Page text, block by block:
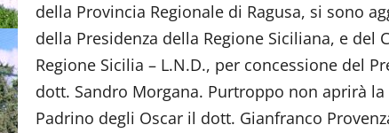
della Provincia Regionale di Ragusa, si sono
della Presidenza della Regione Siciliana, e del
Regione Sicilia – L.N.D., per concessione del
dott. Sandro Morgana. Purtroppo non aprirà la
Padrino degli Oscar il dott. Gianfranco